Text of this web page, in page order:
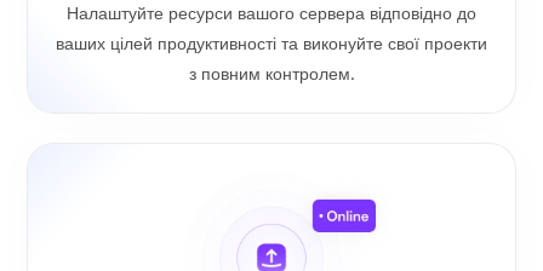
Налаштуйте ресурси вашого сервера відповідно до
ваших цілей продуктивності та виконуйте свої проекти
з повним контролем.